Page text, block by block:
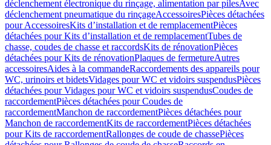
déclenchement électronique du rinçage, alimentation par pilesAvec
déclenchement pneumatique du rinçageAccessoiresPièces détachées
pour AccessoiresKits d’installation et de remplacementPièces
détachées pour Kits d’installation et de remplacementTubes de
chasse, coudes de chasse et raccordsKits de rénovationPièces
détachées pour Kits de rénovationPlaques de fermetureAutres
accessoiresAides à la commandeRaccordements des appareils pour
WC, urinoirs et bidetsVidages pour WC et vidoirs suspendusPièces
détachées pour Vidages pour WC et vidoirs suspendusCoudes de
raccordementPièces détachées pour Coudes de
raccordementManchon de raccordementPièces détachées pour
Manchon de raccordementKits de raccordementPièces détachées
pour Kits de raccordementRallonges de coude de chassePièces